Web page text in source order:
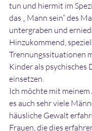
tun und hiermit im
das „ Mann sein“ des
untergraben und
Hinzukommend,
Trennungssituationen
Kinder als psychisches
einsetzen.
Ich möchte mit meinem
es auch sehr viele
häusliche Gewalt
Frauen, die dies